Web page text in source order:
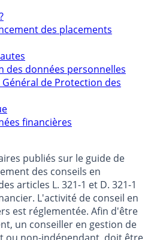
d’utilisation
des placements
des données personnelles
de Protection des
financières
publiés sur le guide de
des conseils en
articles L. 321-1 et D. 321-1
L'activité de conseil en
est réglementée. Afin d'être